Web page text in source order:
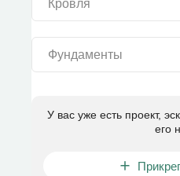
Кровля
Фундаменты
У вас уже есть проект,
его